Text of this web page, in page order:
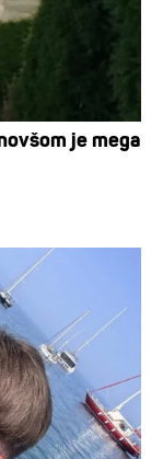
je mega